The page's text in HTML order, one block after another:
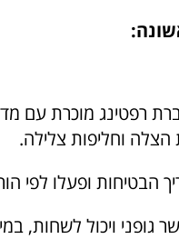
רפטינג מוכרת עם
הצלה וחליפות צלילה.
הבטיחות ופעלו לפי
גופני ויכול לשחות,